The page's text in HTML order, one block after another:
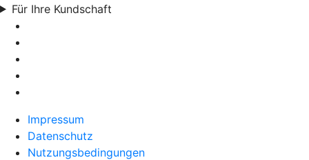
Für Ihre Kundschaft
Impressum
Datenschutz
Nutzungsbedingungen